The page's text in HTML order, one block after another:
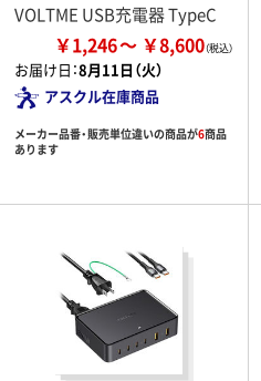
VOLTME USB充電器 TypeC
￥1,246 ￥8,600
お届け日：8月11日（火）
アスクル在庫商品
メーカー品番・販売単位違いの商品が6商品
あります